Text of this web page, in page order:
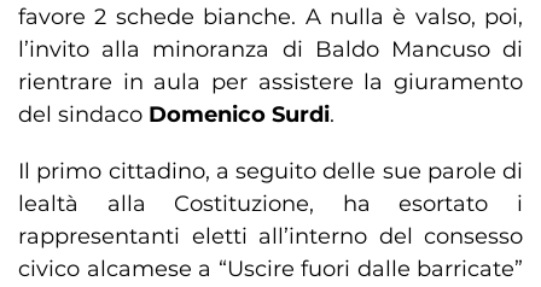
favore 2 schede bianche. A nulla è valso, poi,
l’invito alla minoranza di Baldo Mancuso di
rientrare in aula per assistere la giuramento
del sindaco Domenico Surdi.
Il primo cittadino, a seguito delle sue parole di
lealtà alla Costituzione, ha esortato i
rappresentanti eletti all’interno del consesso
civico alcamese a “Uscire fuori dalle barricate”